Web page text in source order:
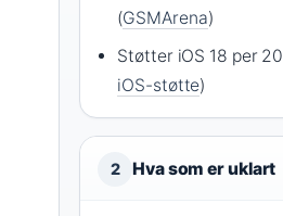
(GSMArena)
Støtter iOS 18 per
iOS-støtte)
2 Hva som er uklart